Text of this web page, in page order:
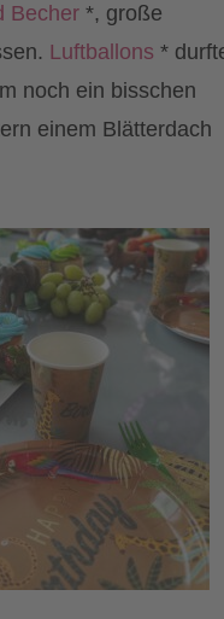
Becher *, große
Luftballons *
noch ein bisschen
einem Blätterdach